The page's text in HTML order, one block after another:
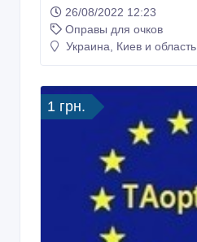
26/08/2022 12:23
Оправы для очков
Украина, Киев и область
1 грн.